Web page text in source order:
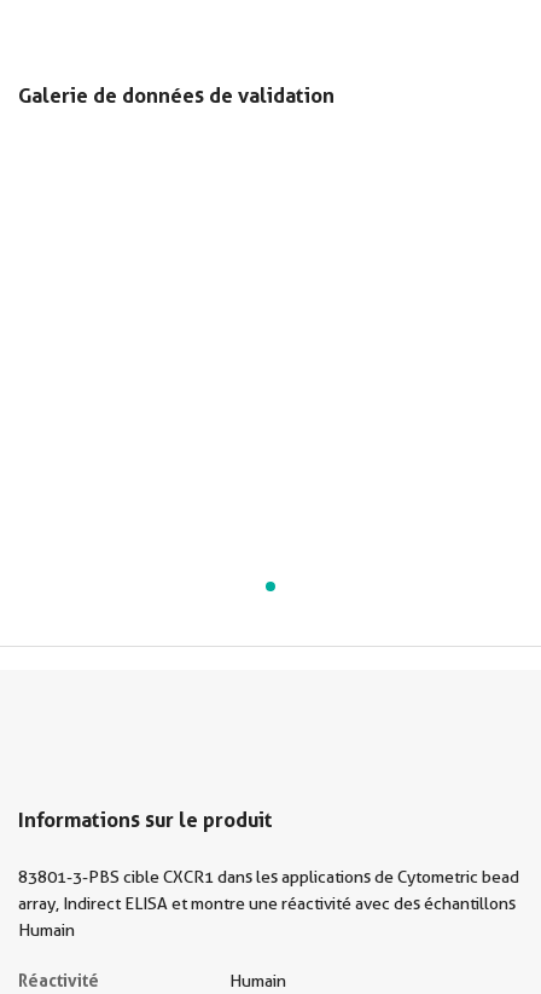
Galerie de données de validation
Informations sur le produit
83801-3-PBS cible CXCR1 dans les applications de Cytometric bead
array, Indirect ELISA et montre une réactivité avec des échantillons
Humain
Réactivité Humain